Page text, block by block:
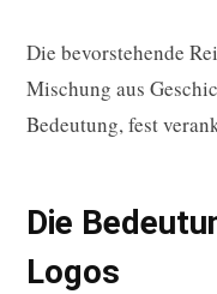
Die bevorstehende
Mischung aus
Bedeutung, fest
Die
Logos